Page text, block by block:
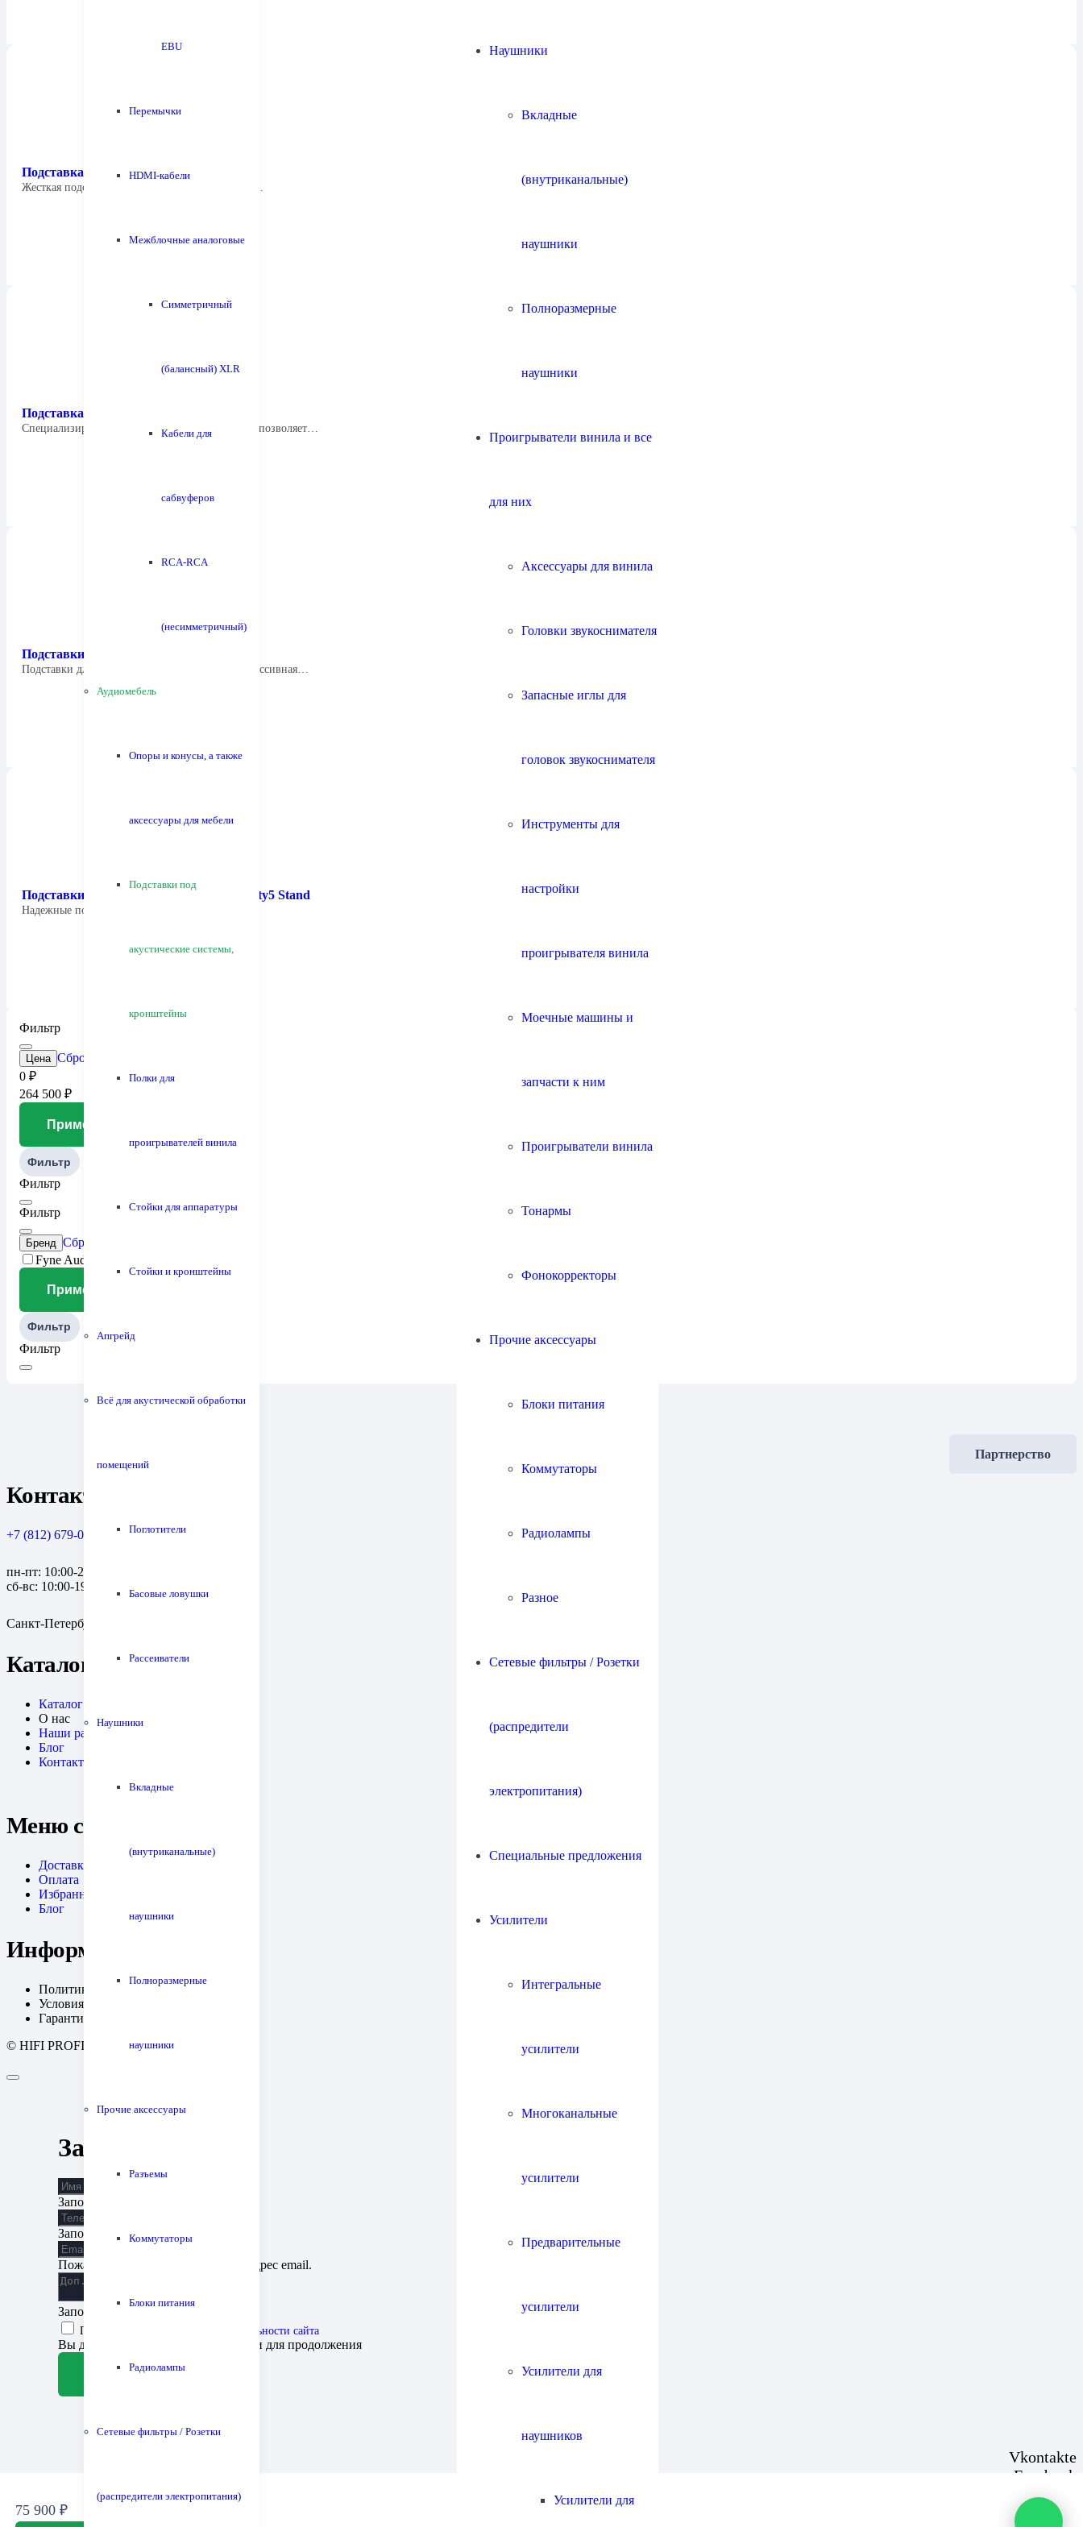
EBU
Перемычки
HDMI-кабели
Межблочные аналоговые
Симметричный
(балансный) XLR
Кабели для
сабвуферов
RCA-RCA
(несимметричный)
Аудиомебель
Опоры и конусы, а также
аксессуары для мебели
Подставки под
акустические системы,
кронштейны
Полки для
проигрывателей винила
Стойки для аппаратуры
Стойки и кронштейны
Апгрейд
Всё для акустической обработки
помещений
Поглотители
Басовые ловушки
Рассеиватели
Наушники
Вкладные
(внутриканальные)
наушники
Полноразмерные
наушники
Прочие аксессуары
Разъемы
Коммутаторы
Блоки питания
Радиолампы
Сетевые фильтры / Розетки
(распредители электропитания)
Наушники
Вкладные
(внутриканальные)
наушники
Полноразмерные
наушники
Проигрыватели винила и все
для них
Аксессуары для винила
Головки звукоснимателя
Запасные иглы для
головок звукоснимателя
Инструменты для
настройки
проигрывателя винила
Моечные машины и
запчасти к ним
Проигрыватели винила
Тонармы
Фонокорректоры
Прочие аксессуары
Блоки питания
Коммутаторы
Радиолампы
Разное
Сетевые фильтры / Розетки
(распредители
электропитания)
Специальные предложения
Усилители
Интегральные
усилители
Многоканальные
усилители
Предварительные
усилители
Усилители для
наушников
Усилители для
Подставка для АС Fyne Audio FS6 Stand
Жесткая подставка Fyne Audio FS6 разработана…
Подставка для АС Fyne Audio FS8 Stand
Специализированная подставка Fyne Audio FS8 позволяет…
Подставки под АС PMC TUBE-104
Подставки для малых студийных мониторов. Массивная…
165 830₽
Подставки под полочные АС PMC Twenty5 Stand
Надежные подставки под полочные колонки с…
75 900₽
Фильтр
Цена Сброс
0 ₽
264 500 ₽
Применить
Фильтр
Фильтр
Фильтр
Бренд Сброс
Fyne Audio
Применить
Фильтр
Фильтр
Партнерство
Контакты
+7 (812) 679-08-79
пн-пт: 10:00-20:00
сб-вс: 10:00-19:00
Санкт-Петербург, пр. Медиков, 10к1
Каталог
Каталог
О нас
Наши работы
Блог
Контакты
Меню сайта
Доставка
Оплата
Избранное
Блог
Информация
Политика конфиденциальности
Условия возрата
Гарантия
© HIFI PROFI. Дизайн:fineweb
Заявка на запись
Заполните поле
Заполните поле
Пожалуйста, введите корректный адрес email.
Заполните поле
Принимаю политику конфиденциальности сайта
Вы должны согласиться с условиями для продолжения
Отправить заявку
Vkontakte
Facebook
Instagram
Email